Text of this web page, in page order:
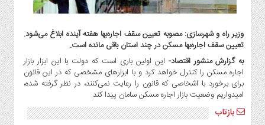
و
خودرو
استارت
آپ
و
فن
آوری
بانک
،
وزیر راه و شهرسازی: مصوبه تعیین سقف اجاره‌بها هفته آینده ابلاغ می‌شود‌.
تعیین سقف اجاره‌بها مسکن در چند استان باقی مانده است.
به گزارش منشور اقتصاد- این اولین باری است که دولت با این ابزار بازار
اجاره مسکن را کنترل خواهد کرد و با ابزارهای مشخصی که در این قانون
برای برخورد با اشخاصی که قانون را رعایت نمی‌کنند، در نظر گرفته شده،
امیدواریم وضعیت بازار اجاره مسکن سامان پیدا کند.
بازتاب